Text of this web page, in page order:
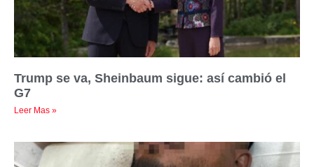
Trump se va, Sheinbaum sigue: así cambió el
G7
Leer Mas »